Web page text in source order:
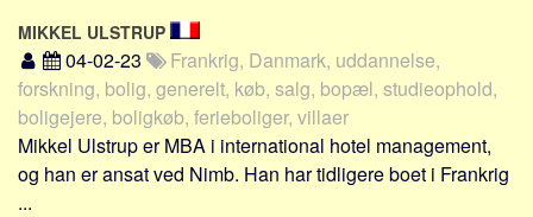
MIKKEL ULSTRUP
04-02-23
Frankrig, Danmark, uddannelse,
forskning, bolig, generelt, køb, salg, bopæl, studieophold,
boligejere, boligkøb, ferieboliger, villaer
Mikkel Ulstrup er MBA i international hotel management,
og han er ansat ved Nimb. Han har tidligere boet i Frankrig
...